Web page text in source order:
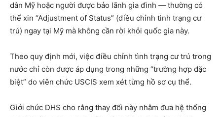
dân Mỹ hoặc người được bảo lãnh gia đình — thường có
thể xin “Adjustment of Status” (điều chỉnh tình trạng cư
trú) ngay tại Mỹ mà không cần rời khỏi quốc gia này.
Theo quy định mới, việc điều chỉnh tình trạng cư trú trong
nước chỉ còn được áp dụng trong những “trường hợp đặc
biệt” do viên chức USCIS xem xét từng hồ sơ cụ thể.
Giới chức DHS cho rằng thay đổi này nhằm đưa hệ thống